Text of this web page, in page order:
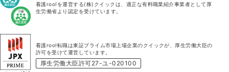
看護roo!を運営する(株)クイックは、適正な有料職業紹介事業者として厚
生労働省より認定を受けています。
看護roo!転職は東証プライム市場上場企業のクイックが、厚生労働大臣の
許可を受けて運営しています。
厚生労働大臣許可27-ユ-020100